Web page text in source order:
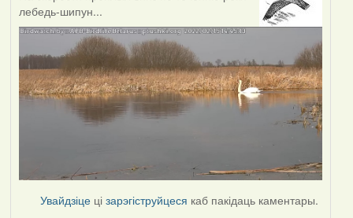
лебедь-шипун...
Увайдзіце цізарэгіструйцеся каб пакідаць каментары.